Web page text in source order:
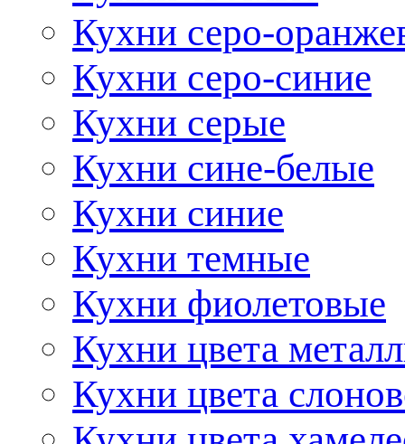
Кухни серо-
Кухни серо-синие
Кухни серые
Кухни сине-белые
Кухни синие
Кухни темные
Кухни фиолетовые
Кухни цвета
Кухни цвета